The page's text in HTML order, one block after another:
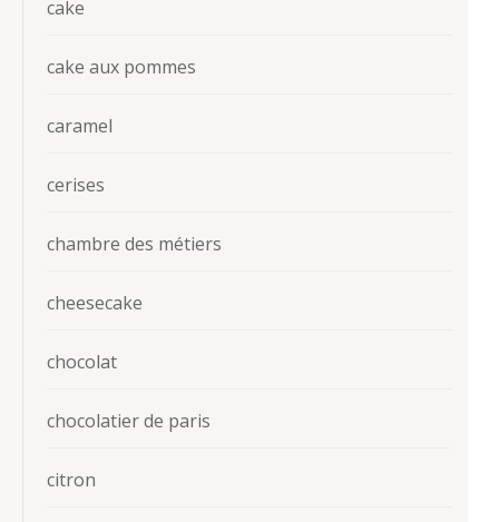
cake
cake aux pommes
caramel
cerises
chambre des métiers
cheesecake
chocolat
chocolatier de paris
citron